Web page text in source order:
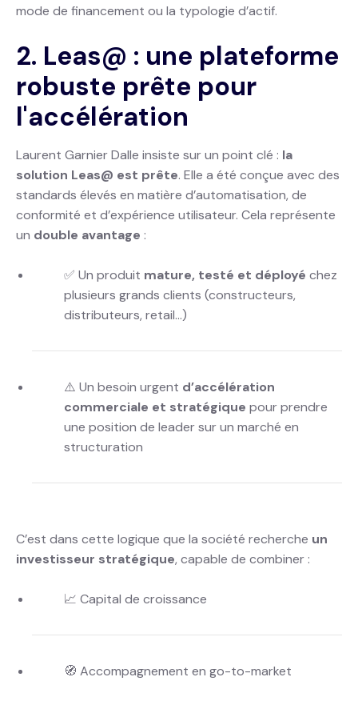
mode de financement ou la typologie d’actif.
2. Leas@ : une plateforme
robuste prête pour
l'accélération
Laurent Garnier Dalle insiste sur un point clé : la
solution Leas@ est prête. Elle a été conçue avec des
standards élevés en matière d’automatisation, de
conformité et d’expérience utilisateur. Cela représente
un double avantage :
✅ Un produit mature, testé et déployé chez
plusieurs grands clients (constructeurs,
distributeurs, retail…)
⚠️ Un besoin urgent d’accélération
commerciale et stratégique pour prendre
une position de leader sur un marché en
structuration
C’est dans cette logique que la société recherche un
investisseur stratégique, capable de combiner :
📈 Capital de croissance
🧭 Accompagnement en go-to-market